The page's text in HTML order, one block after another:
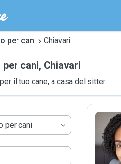
per cani Chiavari
cani, Chiavari
il tuo cane, a casa del sitter
per cani